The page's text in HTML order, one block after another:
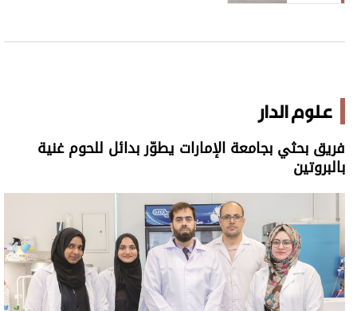
علوم الدار
فريق بحثي بجامعة الإمارات يطوّر بدائل للحوم غنية
بالبروتين